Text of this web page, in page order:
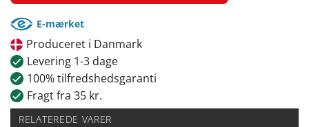
E-mærket
Produceret i Danmark
Levering 1-3 dage
100% tilfredshedsgaranti
Fragt fra 35 kr.
RELATEREDE VARER